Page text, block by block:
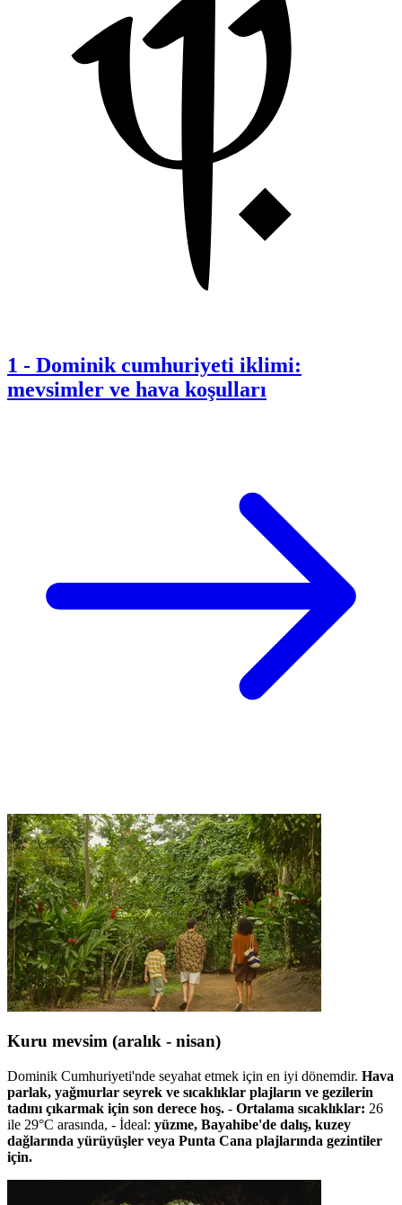
1 - Dominik cumhuriyeti iklimi:
mevsimler ve hava koşulları
Kuru mevsim (aralık - nisan)
Dominik Cumhuriyeti'nde seyahat etmek için en iyi dönemdir. Hava
parlak, yağmurlar seyrek ve sıcaklıklar plajların ve gezilerin
tadını çıkarmak için son derece hoş. - Ortalama sıcaklıklar: 26
ile 29°C arasında, - İdeal: yüzme, Bayahibe'de dalış, kuzey
dağlarında yürüyüşler veya Punta Cana plajlarında gezintiler
için.